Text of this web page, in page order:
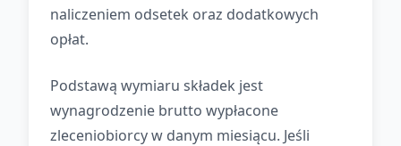
naliczeniem odsetek oraz dodatkowych
opłat.
Podstawą wymiaru składek jest
wynagrodzenie brutto wypłacone
zleceniobiorcy w danym miesiącu. Jeśli